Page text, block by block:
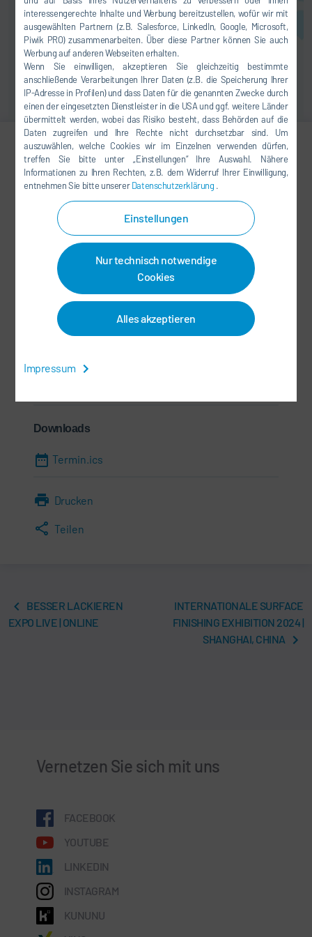
interessengerechte Inhalte und Werbung bereitzustellen, wofür wir mit
ausgewählten Partnern (z.B. Salesforce, LinkedIn, Google, Microsoft,
Piwik PRO) zusammenarbeiten. Über diese Partner können Sie auch
Werbung auf anderen Webseiten erhalten.
Wenn Sie einwilligen, akzeptieren Sie gleichzeitig bestimmte
anschließende Verarbeitungen Ihrer Daten (z.B. die Speicherung Ihrer
IP-Adresse in Profilen) und dass Daten für die genannten Zwecke durch
einen der eingesetzten Dienstleister in die USA und ggf. weitere Länder
übermittelt werden, wobei das Risiko besteht, dass Behörden auf die
Daten zugreifen und Ihre Rechte nicht durchsetzbar sind. Um
auszuwählen, welche Cookies wir im Einzelnen verwenden dürfen,
treffen Sie bitte unter „Einstellungen“ Ihre Auswahl. Nähere
Informationen zu Ihren Rechten, z.B. dem Widerruf Ihrer Einwilligung,
entnehmen Sie bitte unsererDatenschutzerklärung .
Einstellungen
Nur technisch notwendige
Cookies
Alles akzeptieren
Impressum
Dr. Pavel Svejda
+49 7142 78-2290
Pavel.Svejda@durr.com
Dürr Systems AG
Carl-Benz-Str. 34
74321 Bietigheim-Bissingen
Deutschland
Downloads
Termin.ics
Drucken
Teilen
BESSER LACKIEREN
EXPO LIVE | ONLINE
INTERNATIONALE SURFACE
FINISHING EXHIBITION 2024 |
SHANGHAI, CHINA
Vernetzen Sie sich mit uns
FACEBOOK
YOUTUBE
LINKEDIN
INSTAGRAM
KUNUNU